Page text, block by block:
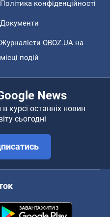
Політика конфіденційності
Документи
Журналісти OBOZ.UA на
місці подій
News
курсі останніх новин
сьогодні